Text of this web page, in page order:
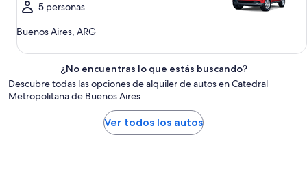
5 personas
Buenos Aires, ARG
¿No encuentras lo que estás buscando?
Descubre todas las opciones de alquiler de autos en Catedral
Metropolitana de Buenos Aires
Ver todos los autos